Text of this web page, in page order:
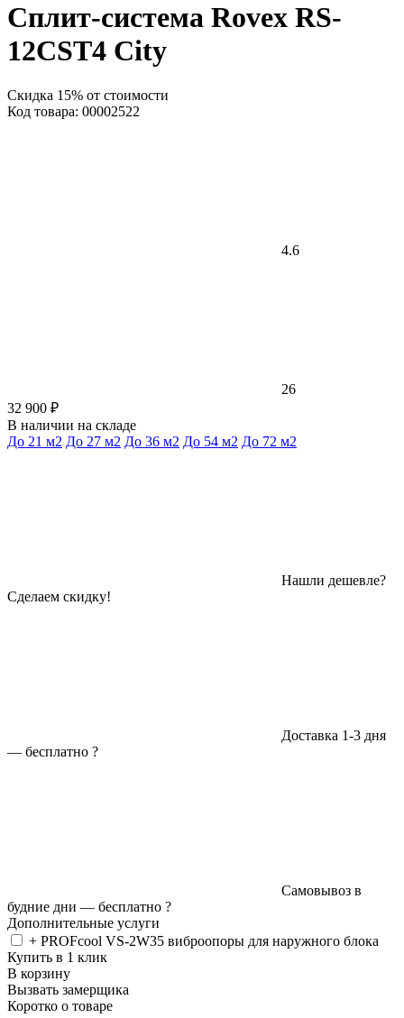
Сплит-система Rovex RS-
12CST4 City
Скидка 15% от стоимости
Код товара: 00002522
4.6
26
32 900 ₽
В наличии на складе
До 21 м2 До 27 м2 До 36 м2 До 54 м2 До 72 м2
Нашли дешевле?
Сделаем скидку!
Доставка 1-3 дня
— бесплатно ?
Самовывоз в
будние дни — бесплатно ?
Дополнительные услуги
+ PROFcool VS-2W35 виброопоры для наружного блока
Купить в 1 клик
В корзину
Вызвать замерщика
Коротко о товаре